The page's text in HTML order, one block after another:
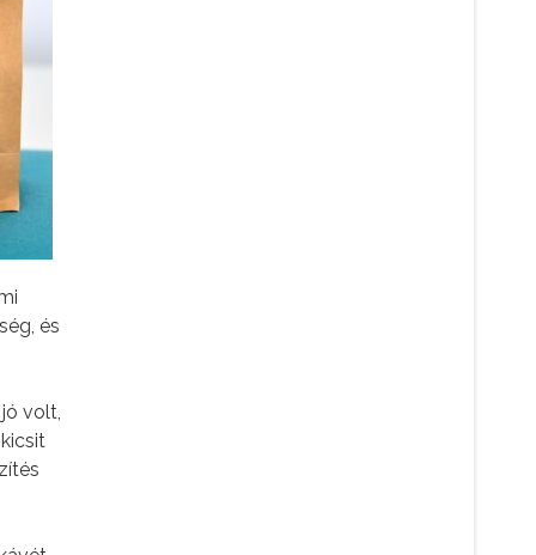
és
volt,